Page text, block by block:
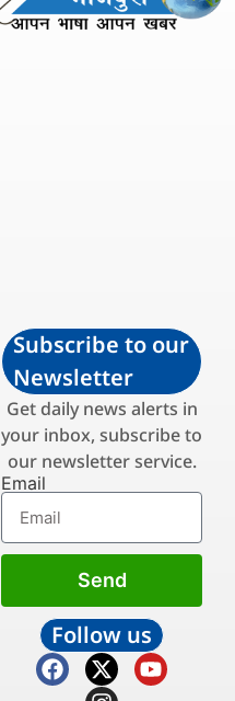
Subscribe to our
Newsletter
Get daily news alerts in
your inbox, subscribe to
our newsletter service.
Email
Send
Follow us